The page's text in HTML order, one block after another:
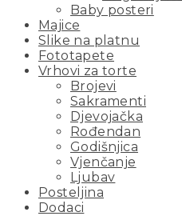
Baby posteri
Majice
Slike na platnu
Fototapete
Vrhovi za torte
Brojevi
Sakramenti
Djevojačka
Rođendan
Godišnjica
Vjenčanje
Ljubav
Posteljina
Dodaci